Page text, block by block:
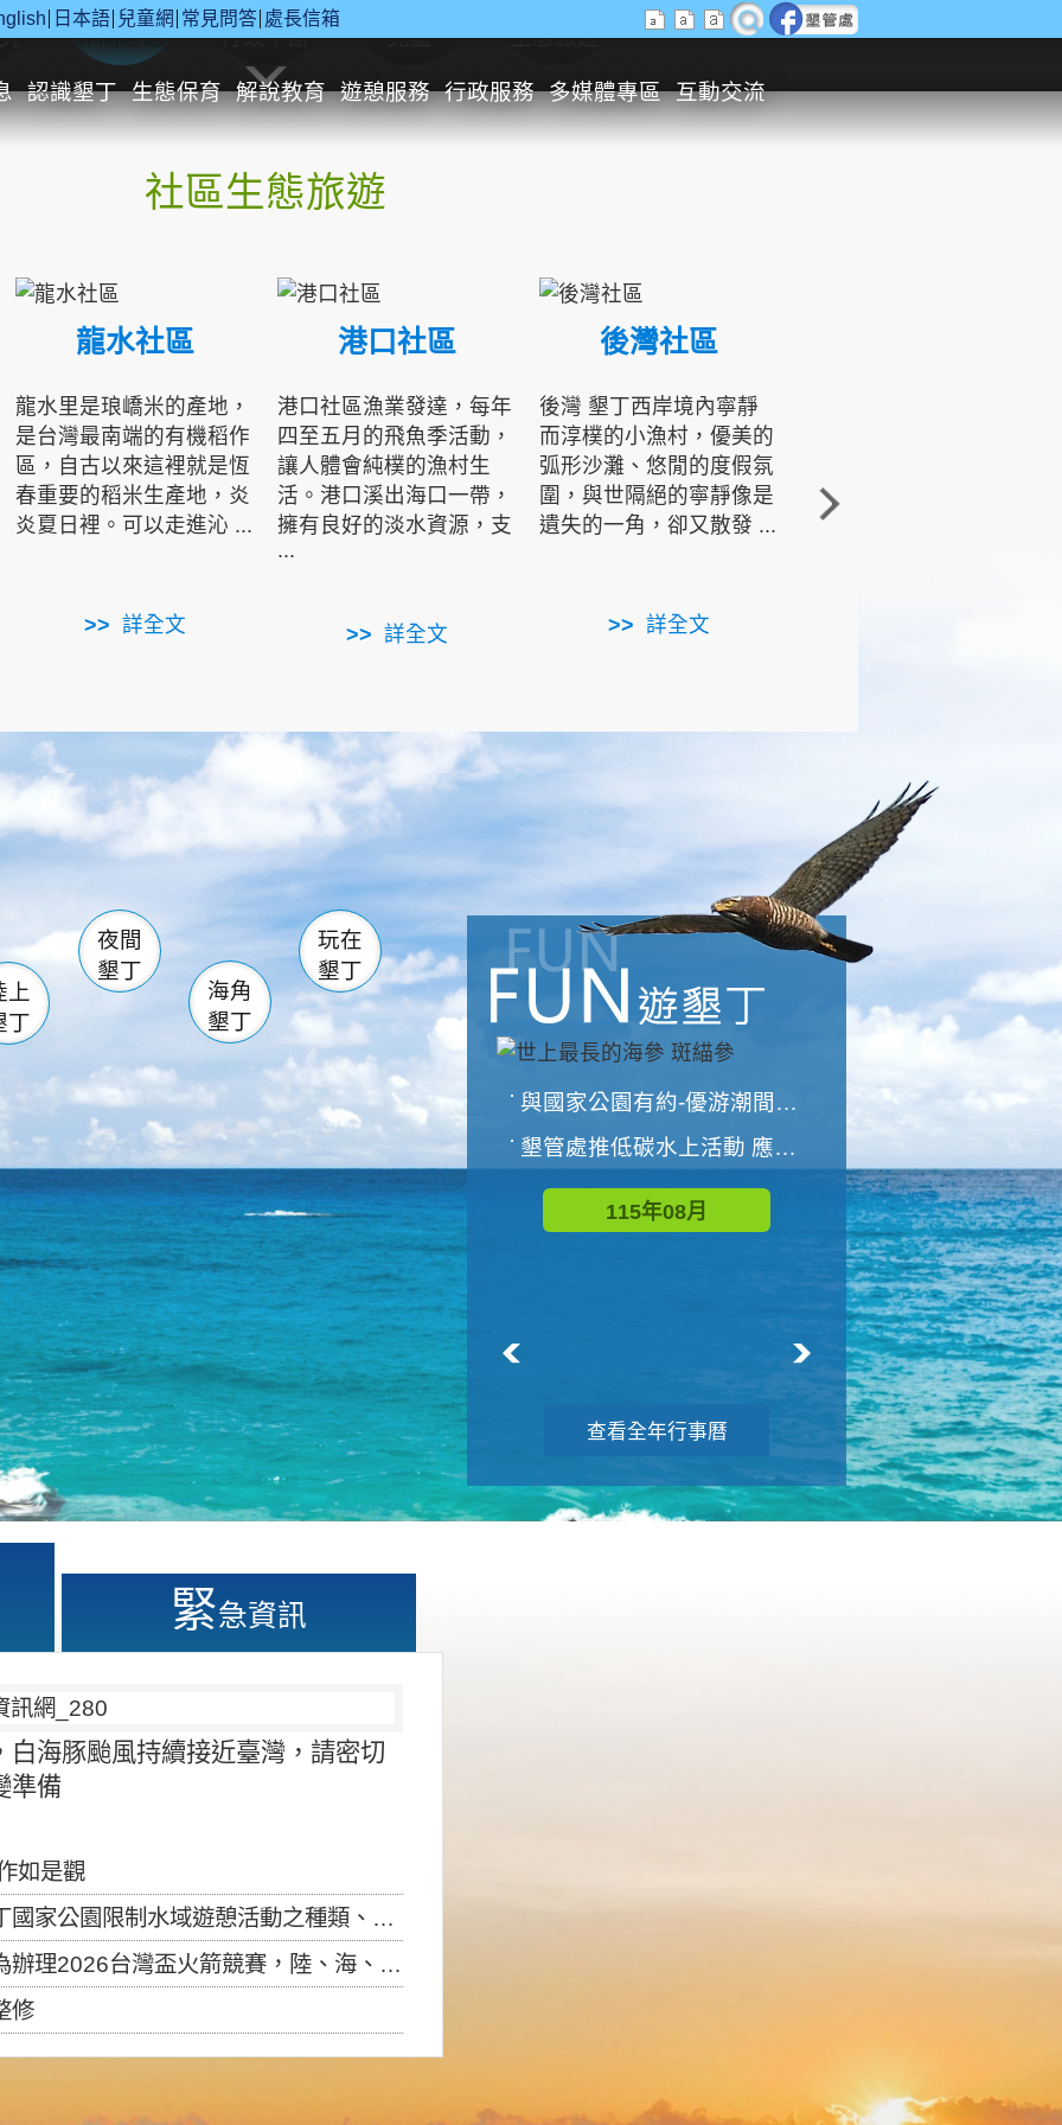
日本語 兒童網 常見問答 處長信箱
認識墾丁 生態保育 解說教育 遊憩服務 行政服務 多媒體專區 互動交流
休閒遊憩 行政申辦 兒童 生態旅遊
社區生態旅遊
龍水社區
龍水里是琅嶠米的產地，
是台灣最南端的有機稻作
區，自古以來這裡就是恆
春重要的稻米生產地，炎
炎夏日裡。可以走進沁 ...
詳全文
港口社區
港口社區漁業發達，每年
四至五月的飛魚季活動，
讓人體會純樸的漁村生
活。港口溪出海口一帶，
擁有良好的淡水資源，支
...
詳全文
後灣社區
後灣 墾丁西岸境內寧靜
而淳樸的小漁村，優美的
弧形沙灘、悠閒的度假氛
圍，與世隔絕的寧靜像是
遺失的一角，卻又散發 ...
詳全文
角的端點，冬季海浪拍打
著礁岸，旺盛的侵蝕作
南仁湖
滿州 佳樂水
森林遊樂區
墾管處遊客中心
社頂公園 風吹沙
船帆石 龍磐公園
香蕉灣 龍坑
鵝鑾鼻
上
丁
夜間
墾丁
海角
墾丁
玩在
墾丁
與國家公園有約-優游潮間探險者
墾管處推低碳水上活動 應屆畢業生限額免費參加
115年08月
世界地球清潔日 墾管處辦理「2026年墾丁國家公園沙灘淨灘活動
115年09月
查看全年行事曆
緊急資訊
海豚颱風持續接近臺灣，請密切
準備
如是觀
制水域遊憩活動之種類、範圍、時間及行為」，自即日生效。
盃火箭競賽，陸、海、空域警戒及協調相關事宜，因颱風備案事宜
修